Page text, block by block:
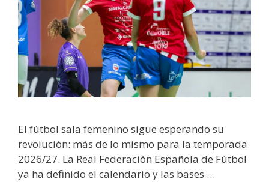
El fútbol sala femenino sigue esperando su
revolución: más de lo mismo para la temporada
2026/27. La Real Federación Española de Fútbol
ya ha definido el calendario y las bases …